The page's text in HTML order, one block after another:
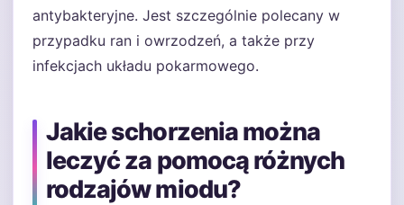
antybakteryjne. Jest szczególnie polecany w
przypadku ran i owrzodzeń, a także przy
infekcjach układu pokarmowego.
Jakie schorzenia można
leczyć za pomocą różnych
rodzajów miodu?